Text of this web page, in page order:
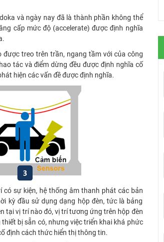
và ngày nay đã là thành phần không thể
cấp mức độ (accelerate) được định nghĩa
treo trên trần, ngang tầm với của công
tác và điểm dừng đều được định nghĩa cố
hiện các vấn đề được định nghĩa.
sự kiện, hệ thống âm thanh phát các bản
kỳ đầu sử dụng dạng hộp đèn, tức là bảng
tại vị trí nào đó, vị trí tương ứng trên hộp đèn
bị sẵn có, nhưng việc triển khai khá phức
định cách thức hiển thị thông tin.